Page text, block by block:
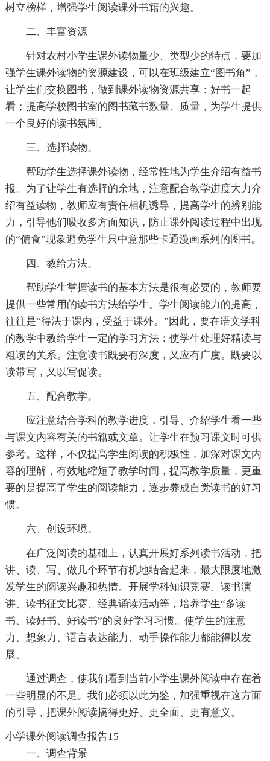
树立榜样，增强学生阅读课外书籍的兴趣。
二、丰富资源
针对农村小学生课外读物量少、类型少的特点，要加
强学生课外读物的资源建设，可以在班级建立“图书角”，
让学生们交换图书，做到课外读物资源共享：好书一起
看；提高学校图书室的图书藏书数量、质量，为学生提供
一个良好的读书氛围。
三、选择读物。
帮助学生选择课外读物，经常性地为学生介绍有益书
报。为了让学生有选择的余地，注意配合教学进度大力介
绍有益读物，教师应有责任相机诱导，提高学生的辨别能
力，引导他们吸收多方面知识，防止课外阅读过程中出现
的“偏食”现象避免学生只中意那些卡通漫画系列的图书。
四、教给方法。
帮助学生掌握读书的基本方法是很有必要的，教师要
提供一些常用的读书方法给学生。学生阅读能力的提高，
往往是“得法于课内，受益于课外。”因此，要在语文学科
的教学中教给学生一定的学习方法：使学生处理好精读与
粗读的关系。注意读书既要有深度，又应有广度。既要以
读带写，又以写促读。
五、配合教学。
应注意结合学科的教学进度，引导、介绍学生看一些
与课文内容有关的书籍或文章。让学生在预习课文时可供
参考。这样，不仅提高学生阅读的积极性，加深对课文内
容的理解，有效地缩短了教学时间，提高教学质量，更重
要的是提高了学生的阅读能力，逐步养成自觉读书的好习
惯。
六、创设环境。
在广泛阅读的基础上，认真开展好系列读书活动，把
讲、读、写、做几个环节有机地结合起来，最大限度地激
发学生的阅读兴趣和热情。开展学科知识竞赛、读书演
讲、读书征文比赛、经典诵读活动等，培养学生“多读
书、读好书、好读书”的良好学习习惯。使学生的注意
力、想象力、语言表达能力、动手操作能力都能得以发
展。
通过调查，使我们看到当前小学生课外阅读中存在着
一些明显的不足。我们必须以此为鉴，加强重视在这方面
的引导，把课外阅读搞得更好、更全面、更有意义。
小学课外阅读调查报告15
一、调查背景